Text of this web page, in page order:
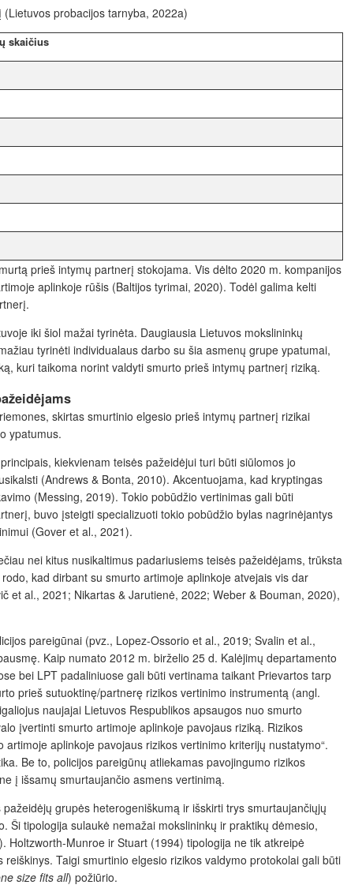
probacijos tarnyba, 2022a)
skaičius
prieš intymų partnerį stokojama. Vis dėlto 2020 m. kompanijos
aplinkoje rūšis (Baltijos tyrimai, 2020). Todėl galima kelti
iki šiol mažai tyrinėta. Daugiausia Lietuvos mokslininkų
tyrinėti individualaus darbo su šia asmenų grupe ypatumai,
kuri taikoma norint valdyti smurto prieš intymų partnerį riziką.
skirtas smurtinio elgesio prieš intymų partnerį rizikai
ypatumus.
kiekvienam teisės pažeidėjui turi būti siūlomos jo
(Andrews & Bonta, 2010). Akcentuojama, kad kryptingas
(Messing, 2019). Tokio pobūdžio vertinimas gali būti
buvo įsteigti specializuoti tokio pobūdžio bylas nagrinėjantys
(Gover et al., 2021).
nei kitus nusikaltimus padariusiems teisės pažeidėjams, trūksta
kad dirbant su smurto artimoje aplinkoje atvejais vis dar
et al., 2021; Nikartas & Jarutienė, 2022; Weber & Bouman, 2020),
pareigūnai (pvz., Lopez-Ossorio et al., 2019; Svalin et al.,
Kaip numato 2012 m. birželio 25 d. Kalėjimų departamento
bei LPT padaliniuose gali būti vertinama taikant Prievartos tarp
prieš sutuoktinę/partnerę rizikos vertinimo instrumentą (angl.
naujajai Lietuvos Respublikos apsaugos nuo smurto
įvertinti smurto artimoje aplinkoje pavojaus riziką. Rizikos
aplinkoje pavojaus rizikos vertinimo kriterijų nustatymo“.
Be to, policijos pareigūnų atliekamas pavojingumo rizikos
į išsamų smurtaujančio asmens vertinimą.
grupės heterogeniškumą ir išskirti trys smurtaujančiųjų
tipologija sulaukė nemažai mokslininkų ir praktikų dėmesio,
Holtzworth-Munroe ir Stuart (1994) tipologija ne tik atkreipė
Taigi smurtinio elgesio rizikos valdymo protokolai gali būti
size fits all) požiūrio.